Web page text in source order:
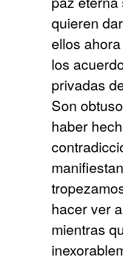
quieren
ellos
los
privadas
Son
haber
hacer ver
mientras